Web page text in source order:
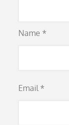
Name *
Email *